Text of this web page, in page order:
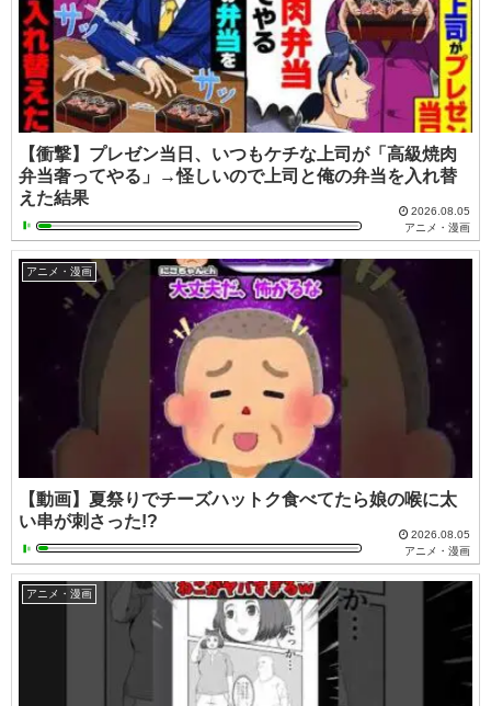
【衝撃】プレゼン当日、いつもケチな上司が「高級焼肉
弁当奢ってやる」→怪しいので上司と俺の弁当を入れ替
えた結果
2026.08.05
アニメ・漫画
アニメ・漫画
【動画】夏祭りでチーズハットク食べてたら娘の喉に太
い串が刺さった!?
2026.08.05
アニメ・漫画
アニメ・漫画